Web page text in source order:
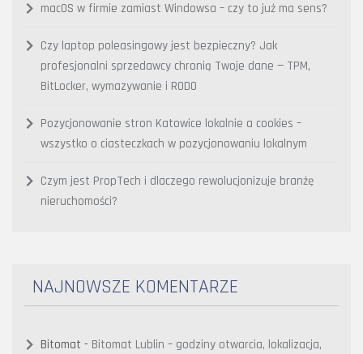
macOS w firmie zamiast Windowsa – czy to już ma sens?
Czy laptop poleasingowy jest bezpieczny? Jak
profesjonalni sprzedawcy chronią Twoje dane — TPM,
BitLocker, wymazywanie i RODO
Pozycjonowanie stron Katowice lokalnie a cookies –
wszystko o ciasteczkach w pozycjonowaniu lokalnym
Czym jest PropTech i dlaczego rewolucjonizuje branżę
nieruchomości?
NAJNOWSZE KOMENTARZE
Bitomat - Bitomat Lublin – godziny otwarcia, lokalizacja,